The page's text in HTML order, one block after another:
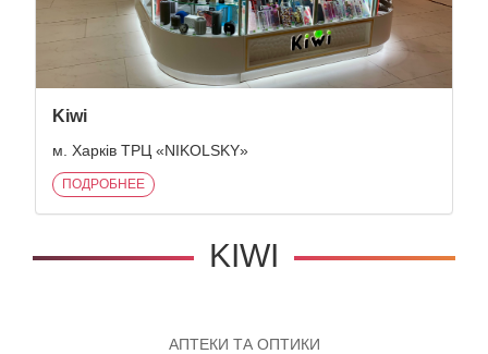
Kiwi
м. Харків ТРЦ «NIKOLSKY»
ПОДРОБНЕЕ
KIWI
АПТЕКИ ТА ОПТИКИ